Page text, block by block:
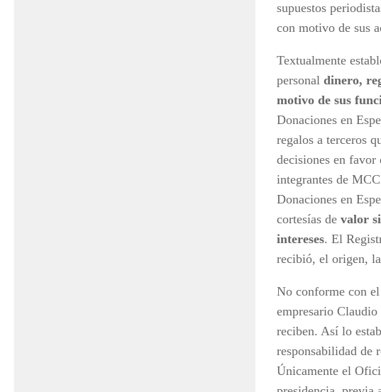
supuestos
con motivo de sus
Textualmente
personal dinero,
motivo de sus
Donaciones en
regalos a terceros
decisiones en
integrantes de
Donaciones en
cortesías de valor
intereses. El
recibió, el origen,
No conforme con
empresario
reciben. Así lo
responsabilidad de
Únicamente el